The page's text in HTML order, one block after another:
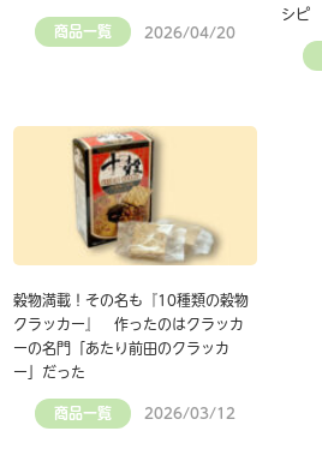
商品一覧 2026/04/20
シピ
穀物満載！その名も『10種類の穀物
クラッカー』 作ったのはクラッカ
ーの名門「あたり前田のクラッカ
ー」だった
商品一覧 2026/03/12